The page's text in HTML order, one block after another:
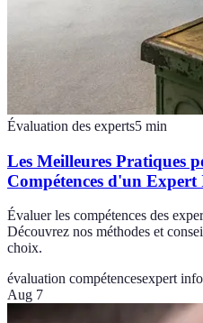
Évaluation des experts5 min
Les Meilleures Pratiques
Compétences d'un
Évaluer les compétences des
Découvrez nos méthodes et
choix.
évaluation compétencesexpert
Aug 7